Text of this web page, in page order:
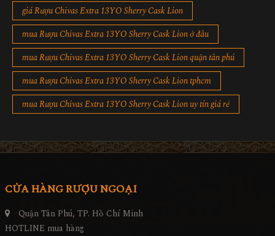
giá Rượu Chivas Extra 13YO Sherry Cask Lion
mua Rượu Chivas Extra 13YO Sherry Cask Lion ở đâu
mua Rượu Chivas Extra 13YO Sherry Cask Lion quận tân phú
mua Rượu Chivas Extra 13YO Sherry Cask Lion tphcm
mua Rượu Chivas Extra 13YO Sherry Cask Lion uy tín giá rẻ
CỬA HÀNG RƯỢU NGOẠI
Quận Tân Phú, TP. Hồ Chí Minh
HOTLINE mua hàng